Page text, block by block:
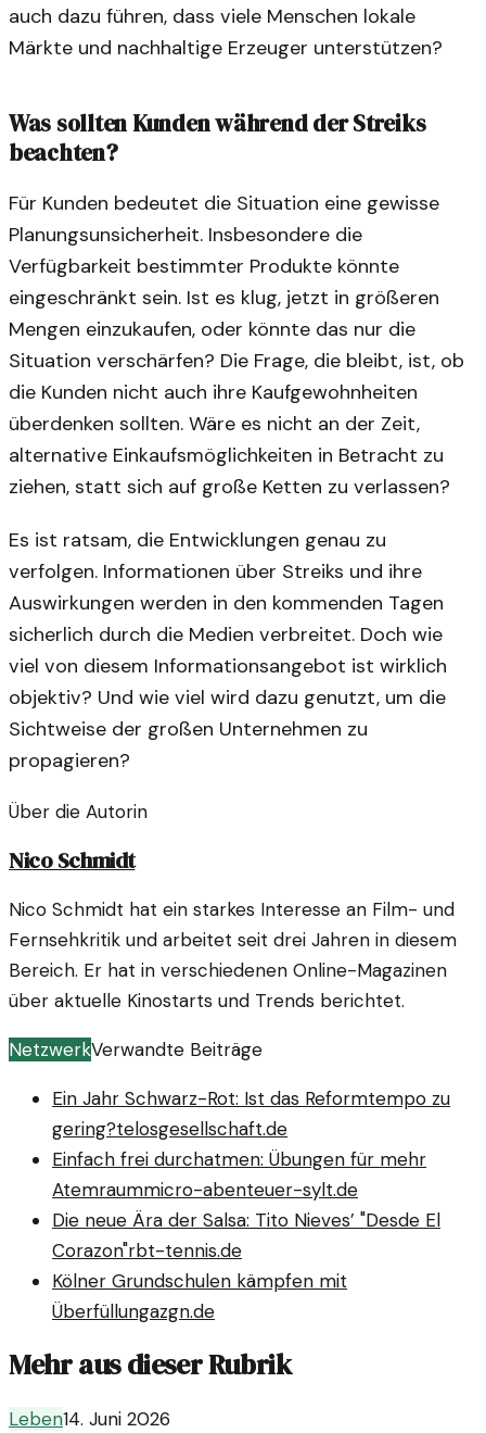
auch dazu führen, dass viele Menschen lokale
Märkte und nachhaltige Erzeuger unterstützen?
Was sollten Kunden während der Streiks
beachten?
Für Kunden bedeutet die Situation eine gewisse
Planungsunsicherheit. Insbesondere die
Verfügbarkeit bestimmter Produkte könnte
eingeschränkt sein. Ist es klug, jetzt in größeren
Mengen einzukaufen, oder könnte das nur die
Situation verschärfen? Die Frage, die bleibt, ist, ob
die Kunden nicht auch ihre Kaufgewohnheiten
überdenken sollten. Wäre es nicht an der Zeit,
alternative Einkaufsmöglichkeiten in Betracht zu
ziehen, statt sich auf große Ketten zu verlassen?
Es ist ratsam, die Entwicklungen genau zu
verfolgen. Informationen über Streiks und ihre
Auswirkungen werden in den kommenden Tagen
sicherlich durch die Medien verbreitet. Doch wie
viel von diesem Informationsangebot ist wirklich
objektiv? Und wie viel wird dazu genutzt, um die
Sichtweise der großen Unternehmen zu
propagieren?
Über die Autorin
Nico Schmidt
Nico Schmidt hat ein starkes Interesse an Film- und
Fernsehkritik und arbeitet seit drei Jahren in diesem
Bereich. Er hat in verschiedenen Online-Magazinen
über aktuelle Kinostarts und Trends berichtet.
NetzwerkVerwandte Beiträge
Ein Jahr Schwarz-Rot: Ist das Reformtempo zu
gering?telosgesellschaft.de
Einfach frei durchatmen: Übungen für mehr
Atemraummicro-abenteuer-sylt.de
Die neue Ära der Salsa: Tito Nieves’ "Desde El
Corazon"rbt-tennis.de
Kölner Grundschulen kämpfen mit
Überfüllungazgn.de
Mehr aus dieser Rubrik
Leben14. Juni 2026